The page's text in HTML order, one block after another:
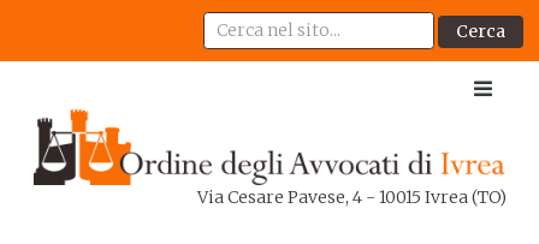
Cerca
Via Cesare Pavese, 4 - 10015 Ivrea (TO)